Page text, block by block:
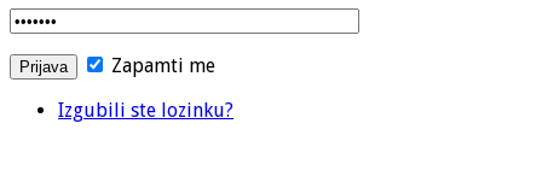
Zapamti me
Izgubili ste lozinku?